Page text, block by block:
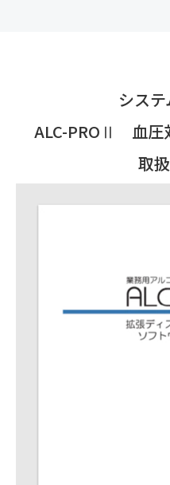
シス
ALC-PROⅡ 血圧
取